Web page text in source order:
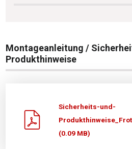
Montageanleitung /
Produkthinweise
Sicherheits-und-
(0.09 MB)